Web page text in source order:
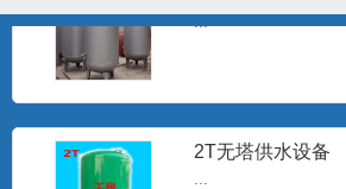
...
2T无塔供水设备